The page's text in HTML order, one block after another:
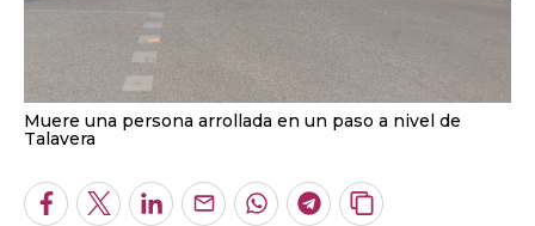
Muere una persona arrollada en un paso a nivel de
Talavera
Facebook
TwitterLinkedInEnviarWhatsapp
Telegram
Copiar